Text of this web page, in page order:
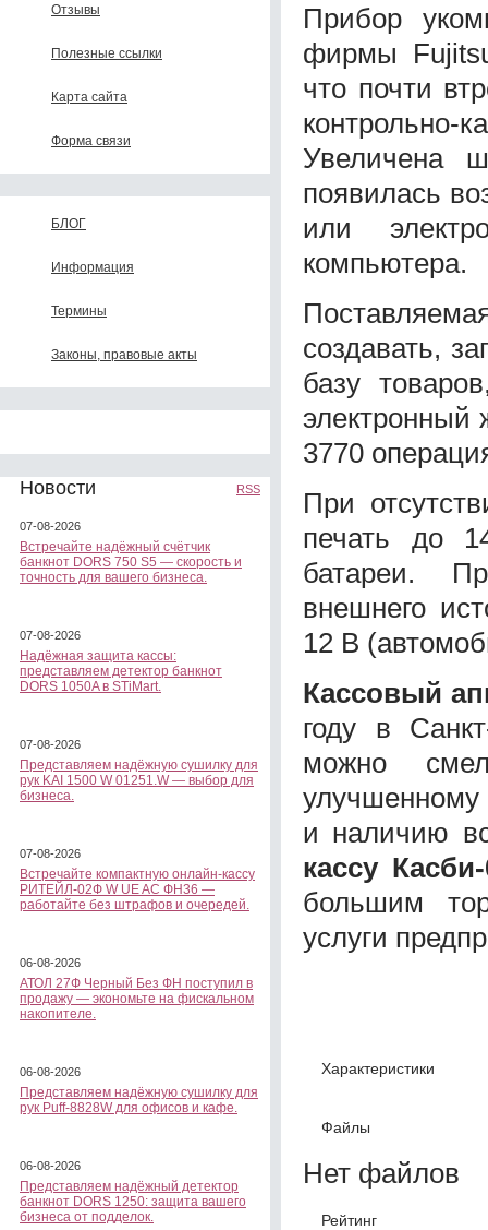
Отзывы
Полезные ссылки
Карта сайта
Форма связи
БЛОГ
Информация
Термины
Законы, правовые акты
Новости RSS
07-08-2026
Встречайте надёжный счётчик
банкнот DORS 750 S5 — скорость и
точность для вашего бизнеса.
07-08-2026
Надёжная защита кассы:
представляем детектор банкнот
DORS 1050A в STiMart.
07-08-2026
Представляем надёжную сушилку для
рук KAI 1500 W 01251.W — выбор для
бизнеса.
07-08-2026
Встречайте компактную онлайн-кассу
РИТЕЙЛ-02Ф W UE AC ФН36 —
работайте без штрафов и очередей.
06-08-2026
АТОЛ 27Ф Черный Без ФН поступил в
продажу — экономьте на фискальном
накопителе.
06-08-2026
Представляем надёжную сушилку для
рук Puff-8828W для офисов и кафе.
06-08-2026
Представляем надёжный детектор
банкнот DORS 1250: защита вашего
бизнеса от подделок.
Прибор
фирмы
что почти
контрольно-
Увеличена
появилась
или
компьютера.
создавать,
базу
электронный
3770
При
печать до
батареи.
внешнего
12 В
Кассовый
году в
можно
и наличию
кассу
большим
услуги
Характеристики
Файлы
Нет файлов
Рейтинг